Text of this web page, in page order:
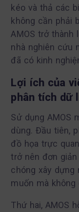
kéo và thả các
không cần phải
AMOS trở
nhà nghiên cứu
đã có kinh
Lợi ích của
phân tích dữ
Sử dụng AMOS
dùng. Đầu tiên,
đồ họa trực
trở nên đơn
chóng xây dựng
muốn mà
Thứ hai, AMOS